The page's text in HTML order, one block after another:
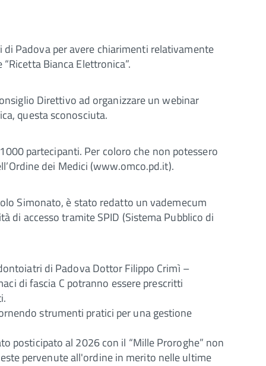
Padova per avere chiarimenti relativamente
Bianca Elettronica”.
Direttivo ad organizzare un webinar
questa sconosciuta.
partecipanti. Per coloro che non potessero
dei Medici (www.omco.pd.it).
Simonato, è stato redatto un vademecum
di accesso tramite SPID (Sistema Pubblico di
di Padova Dottor Filippo Crimì –
di fascia C potranno essere prescritti
strumenti pratici per una gestione
posticipato al 2026 con il “Mille Proroghe” non
pervenute all'ordine in merito nelle ultime